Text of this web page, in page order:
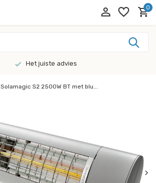
0
Het juiste advies
Solamagic S2 2500W BT met blu...